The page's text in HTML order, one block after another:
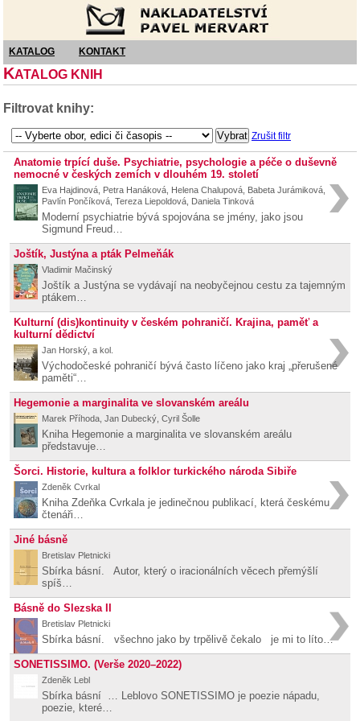
KATALOG KONTAKT
KATALOG KNIH
Filtrovat knihy:
Zrušit filtr
Anatomie trpící duše. Psychiatrie, psychologie a péče o duševně
nemocné v českých zemích v dlouhém 19. století
Eva Hajdinová, Petra Hanáková, Helena Chalupová, Babeta Jurámiková,
Pavlín Pončíková, Tereza Liepoldová, Daniela Tinková
Moderní psychiatrie bývá spojována se jmény, jako jsou
Sigmund Freud…
Joštík, Justýna a pták Pelmeňák
Vladimir Mačinský
Joštík a Justýna se vydávají na neobyčejnou cestu za tajemným
ptákem…
Kulturní (dis)kontinuity v českém pohraničí. Krajina, paměť a
kulturní dědictví
Jan Horský, a kol.
Východočeské pohraničí bývá často líčeno jako kraj „přerušené
paměti“…
Hegemonie a marginalita ve slovanském areálu
Marek Příhoda, Jan Dubecký, Cyril Šolle
Kniha Hegemonie a marginalita ve slovanském areálu
představuje…
Šorci. Historie, kultura a folklor turkického národa Sibiře
Zdeněk Cvrkal
Kniha Zdeňka Cvrkala je jedinečnou publikací, která českému
čtenáři…
Jiné básně
Bretislav Pletnicki
Sbírka básní. Autor, který o iracionálních věcech přemýšlí
spíš…
Básně do Slezska II
Bretislav Pletnicki
Sbírka básní. všechno jako by trpělivě čekalo je mi to líto…
SONETISSIMO. (Verše 2020–2022)
Zdeněk Lebl
Sbírka básní … Leblovo SONETISSIMO je poezie nápadu,
poezie, které…